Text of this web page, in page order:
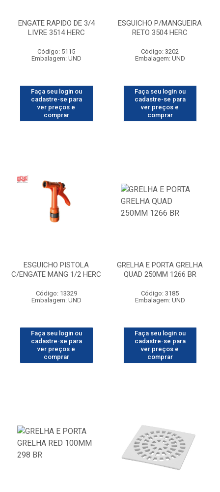
ENGATE RAPIDO DE 3/4
LIVRE 3514 HERC
Código: 5115
Embalagem: UND
Faça seu login ou
cadastre-se para
ver preços e
comprar
ESGUICHO P/MANGUEIRA
RETO 3504 HERC
Código: 3202
Embalagem: UND
Faça seu login ou
cadastre-se para
ver preços e
comprar
ESGUICHO PISTOLA
C/ENGATE MANG 1/2 HERC
Código: 13329
Embalagem: UND
Faça seu login ou
cadastre-se para
ver preços e
comprar
GRELHA E PORTA GRELHA
QUAD 250MM 1266 BR
Código: 3185
Embalagem: UND
Faça seu login ou
cadastre-se para
ver preços e
comprar